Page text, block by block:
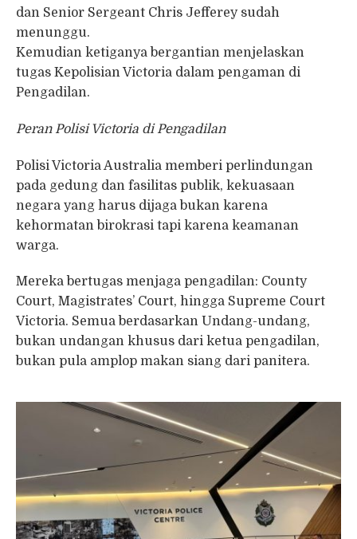
dan Senior Sergeant Chris Jefferey sudah
menunggu.
Kemudian ketiganya bergantian menjelaskan
tugas Kepolisian Victoria dalam pengaman di
Pengadilan.
Peran Polisi Victoria di Pengadilan
Polisi Victoria Australia memberi perlindungan
pada gedung dan fasilitas publik, kekuasaan
negara yang harus dijaga bukan karena
kehormatan birokrasi tapi karena keamanan
warga.
Mereka bertugas menjaga pengadilan: County
Court, Magistrates’ Court, hingga Supreme Court
Victoria. Semua berdasarkan Undang-undang,
bukan undangan khusus dari ketua pengadilan,
bukan pula amplop makan siang dari panitera.